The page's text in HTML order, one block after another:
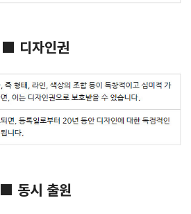
■ 디자인권
■ 동시 출원